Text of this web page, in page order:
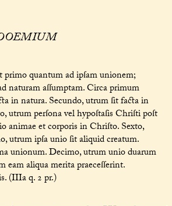
quantum ad ipſam unionem;
naturam aſſumptam. Circa primum
in natura. Secundo, utrum ſit facta in
utrum perſona vel hypoſtaſis Chriſti poſt
animae et corporis in Chriſto. Sexto,
utrum ipſa unio ſit aliquid creatum.
unionum. Decimo, utrum unio duarum
aliqua merita praeceſſerint.
(IIIa q. 2 pr.)